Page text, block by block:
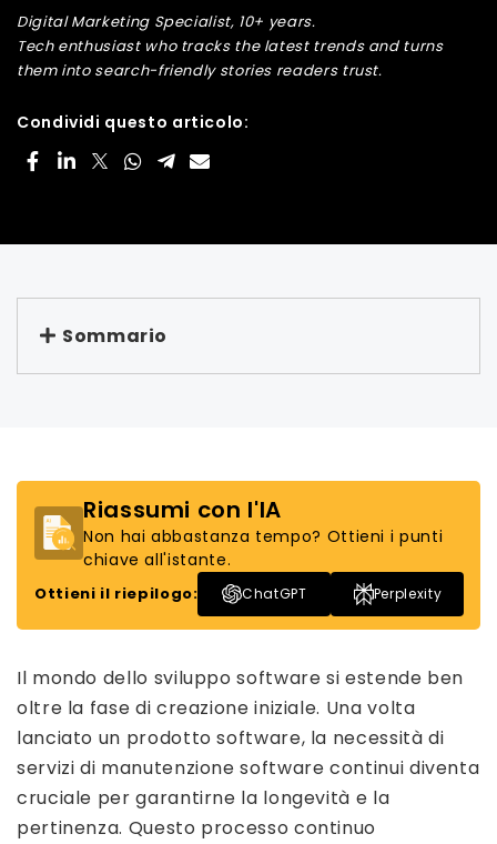
Digital Marketing Specialist, 10+ years.
Tech enthusiast who tracks the latest trends and turns
them into search-friendly stories readers trust.
Condividi questo articolo:
Sommario
Riassumi con l'IA
Non hai abbastanza tempo? Ottieni i punti
chiave all'istante.
Ottieni il riepilogo: ChatGPT Perplexity
Il mondo dello sviluppo software si estende ben
oltre la fase di creazione iniziale. Una volta
lanciato un prodotto software, la necessità di
servizi di manutenzione software continui diventa
cruciale per garantirne la longevità e la
pertinenza. Questo processo continuo